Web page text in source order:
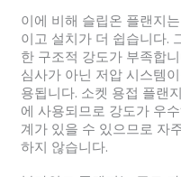
이에 비해 슬립온 플랜지
이고 설치가 더 쉽습니다.
한 구조적 강도가 부족합
심사가 아닌 저압 시스템
용됩니다. 소켓 용접 플랜
에 사용되므로 강도가 우
계가 있을 수 있으므로 자
하지 않습니다.